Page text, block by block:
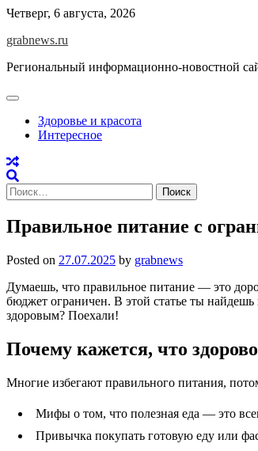
Skip
content
Четверг, 6 августа, 2026
grabnews.ru
Региональный информационно-новостной
Здоровье и красота
Интересное
Найти:
Правильное питание с
Posted on 27.07.2025 by grabnews
Думаешь, что правильное питание — это
бюджет ограничен. В этой статье ты
здоровым? Поехали!
Почему кажется, что
Многие избегают правильного питания,
Мифы о том, что полезная еда — это
Привычка покупать готовую еду или